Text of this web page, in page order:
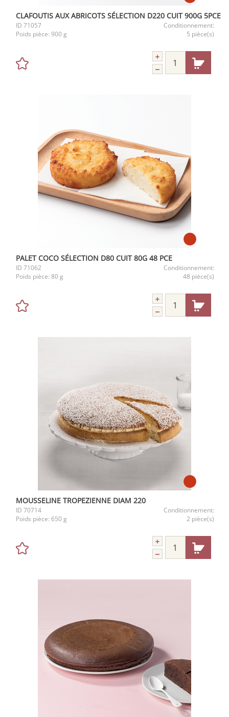
CLAFOUTIS AUX ABRICOTS SÉLECTION D220 CUIT 900G 5PCE
ID 71057
Conditionnement:
Poids pièce: 900 g 5 pièce(s)
PALET COCO SÉLECTION D80 CUIT 80G 48 PCE
ID 71062
Conditionnement:
Poids pièce: 80 g 48 pièce(s)
MOUSSELINE TROPEZIENNE DIAM 220
ID 70714
Conditionnement:
Poids pièce: 650 g 2 pièce(s)